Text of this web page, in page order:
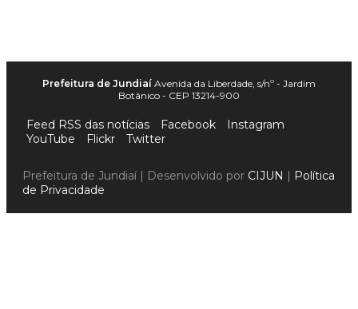
Prefeitura de Jundiaí Avenida da Liberdade, s/nº - Jardim
Botânico - CEP 13214-900
Feed RSS das notícias Facebook
Instagram
YouTube
Flickr Twitter
Prefeitura de Jundiaí | Desenvolvido por CIJUN | Política
de Privacidade